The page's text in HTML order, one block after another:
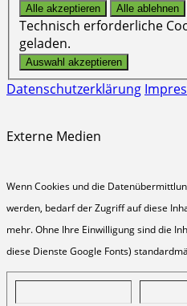
Technisch erforderliche
geladen.
Datenschutzerklärung
Externe Medien
Wenn Cookies und die
werden, bedarf der Zugriff auf diese
mehr. Ohne Ihre Einwilligung sind die
diese Dienste Google Fonts)